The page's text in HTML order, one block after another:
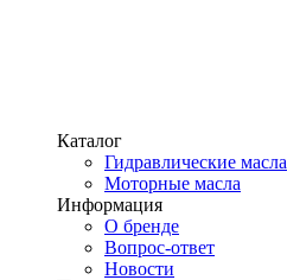
Каталог
Гидравлические масла
Моторные масла
Информация
О бренде
Вопрос-ответ
Новости